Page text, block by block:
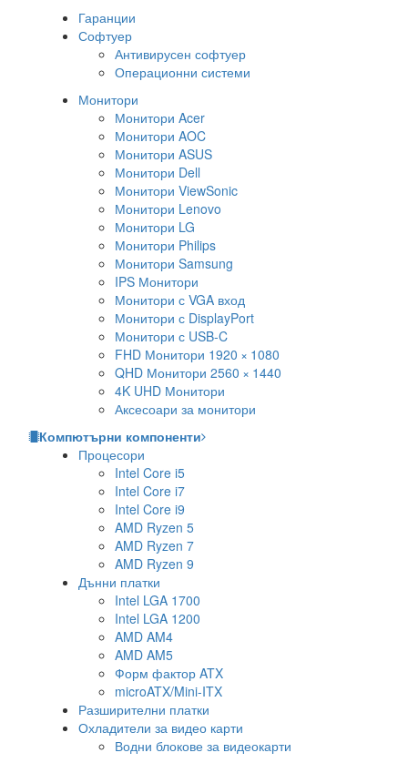
Гаранции
Софтуер
Антивирусен софтуер
Операционни системи
Монитори
Монитори Acer
Монитори AOC
Монитори ASUS
Монитори Dell
Монитори ViewSonic
Монитори Lenovo
Монитори LG
Монитори Philips
Монитори Samsung
IPS Монитори
Монитори с VGA вход
Монитори с DisplayPort
Монитори с USB-C
FHD Монитори 1920 × 1080
QHD Монитори 2560 × 1440
4K UHD Монитори
Аксесоари за монитори
Компютърни компоненти
Процесори
Intel Core i5
Intel Core i7
Intel Core i9
AMD Ryzen 5
AMD Ryzen 7
AMD Ryzen 9
Дънни платки
Intel LGA 1700
Intel LGA 1200
AMD AM4
AMD AM5
Форм фактор ATX
microATX/Mini-ITX
Разширителни платки
Охладители за видео карти
Водни блокове за видеокарти